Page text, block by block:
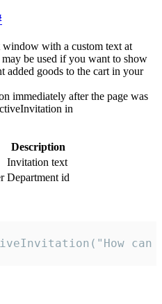
window with a custom text at
be used if you want to show
added goods to the cart in your
immediately after the page was
in
Description
Invitation text
Department id